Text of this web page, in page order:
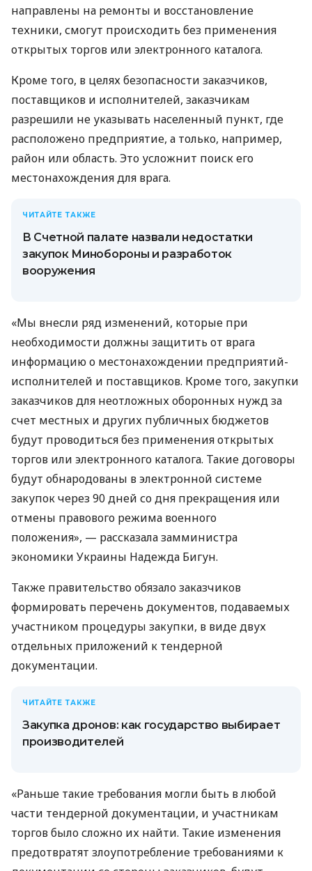
направлены на ремонты и восстановление
техники, смогут происходить без применения
открытых торгов или электронного каталога.
Кроме того, в целях безопасности заказчиков,
поставщиков и исполнителей, заказчикам
разрешили не указывать населенный пункт, где
расположено предприятие, а только, например,
район или область. Это усложнит поиск его
местонахождения для врага.
ЧИТАЙТЕ ТАКЖЕ
В Счетной палате назвали недостатки
закупок Минобороны и разработок
вооружения
«Мы внесли ряд изменений, которые при
необходимости должны защитить от врага
информацию о местонахождении предприятий-
исполнителей и поставщиков. Кроме того, закупки
заказчиков для неотложных оборонных нужд за
счет местных и других публичных бюджетов
будут проводиться без применения открытых
торгов или электронного каталога. Такие договоры
будут обнародованы в электронной системе
закупок через 90 дней со дня прекращения или
отмены правового режима военного
положения», — рассказала замминистра
экономики Украины Надежда Бигун.
Также правительство обязало заказчиков
формировать перечень документов, подаваемых
участником процедуры закупки, в виде двух
отдельных приложений к тендерной
документации.
ЧИТАЙТЕ ТАКЖЕ
Закупка дронов: как государство выбирает
производителей
«Раньше такие требования могли быть в любой
части тендерной документации, и участникам
торгов было сложно их найти. Такие изменения
предотвратят злоупотребление требованиями к